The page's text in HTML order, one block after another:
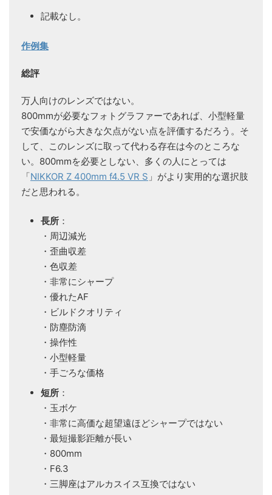
記載なし。
作例集
総評
万人向けのレンズではない。
800mmが必要なフォトグラファーであれば、小型軽量
で安価ながら大きな欠点がない点を評価するだろう。そ
して、このレンズに取って代わる存在は今のところな
い。800mmを必要としない、多くの人にとっては
「NIKKOR Z 400mm f4.5 VR S 」がより実用的な選択肢
だと思われる。
長所 ：
・周辺減光
・歪曲収差
・色収差
・非常にシャープ
・優れたAF
・ビルドクオリティ
・防塵防滴
・操作性
・小型軽量
・手ごろな価格
短所 ：
・玉ボケ
・非常に高価な超望遠ほどシャープではない
・最短撮影距離が長い
・800mm
・F6.3
・三脚座はアルカスイス互換ではない